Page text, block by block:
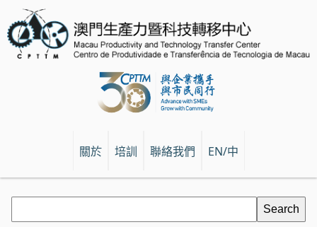
關於 培訓 聯絡我們 EN/中